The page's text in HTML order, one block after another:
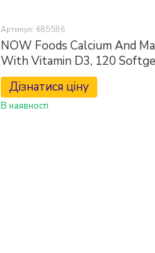
Артикул: 685586
NOW Foods Calcium And
With Vitamin D3, 120
Дізнатися ціну
В наявності